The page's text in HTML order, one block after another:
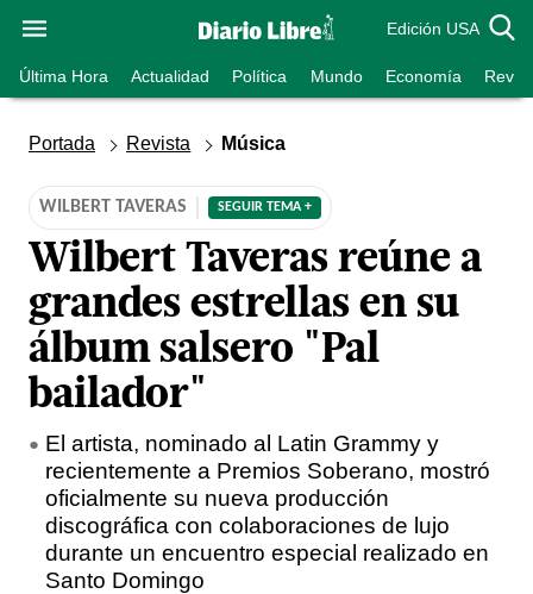
Edición USA
Última Hora Actualidad Política Mundo Economía
Portada Revista Música
WILBERT TAVERAS SEGUIR TEMA +
Wilbert Taveras reúne a
grandes estrellas en su
álbum salsero "Pal
bailador"
El artista, nominado al Latin Grammy y
recientemente a Premios Soberano, mostró
oficialmente su nueva producción
discográfica con colaboraciones de lujo
durante un encuentro especial realizado en
Santo Domingo